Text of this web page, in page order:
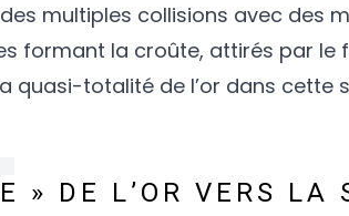
multiples collisions avec des
formant la croûte, attirés par le
quasi-totalité de l’or dans cette
» DE L’OR VERS LA